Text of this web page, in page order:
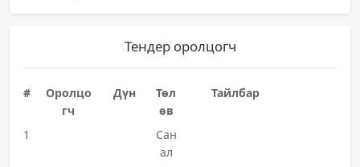
Тендер оролцогч
#
Оролцо
гч
Дүн
Төл
өв
Тайлбар
1
Сан
ал